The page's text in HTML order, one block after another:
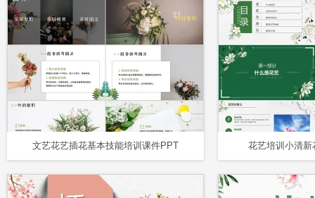
文艺花艺插花基本技能培训课件PPT 花艺培训小清